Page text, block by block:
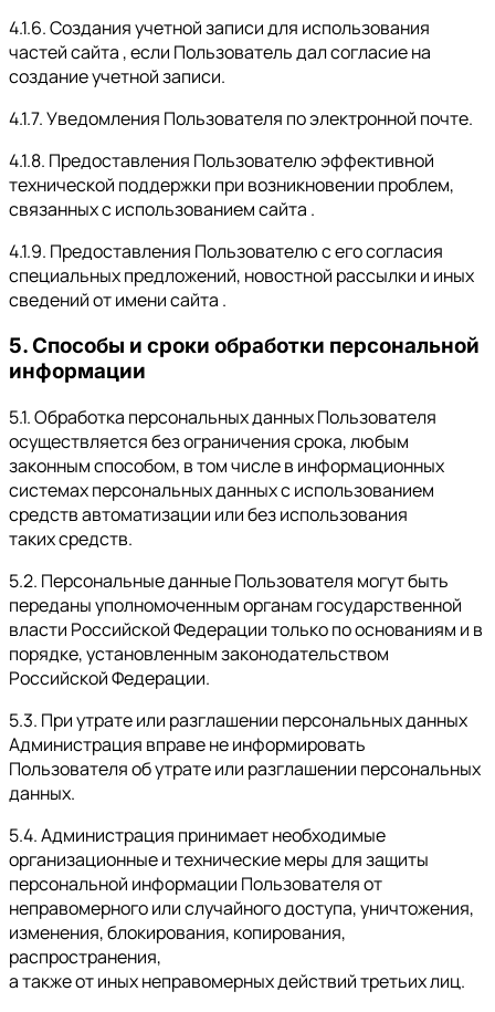
4.1.6. Создания учетной записи для использования
частей сайта , если Пользователь дал согласие на
создание учетной записи.
4.1.7. Уведомления Пользователя по электронной почте.
4.1.8. Предоставления Пользователю эффективной
технической поддержки при возникновении проблем,
связанных с использованием сайта .
4.1.9. Предоставления Пользователю с его согласия
специальных предложений, новостной рассылки и иных
сведений от имени сайта .
5. Способы и сроки обработки персональной
информации
5.1. Обработка персональных данных Пользователя
осуществляется без ограничения срока, любым
законным способом, в том числе в информационных
системах персональных данных с использованием
средств автоматизации или без использования
таких средств.
5.2. Персональные данные Пользователя могут быть
переданы уполномоченным органам государственной
власти Российской Федерации только по основаниям и в
порядке, установленным законодательством
Российской Федерации.
5.3. При утрате или разглашении персональных данных
Администрация вправе не информировать
Пользователя об утрате или разглашении персональных
данных.
5.4. Администрация принимает необходимые
организационные и технические меры для защиты
персональной информации Пользователя от
неправомерного или случайного доступа, уничтожения,
изменения, блокирования, копирования,
распространения,
а также от иных неправомерных действий третьих лиц.